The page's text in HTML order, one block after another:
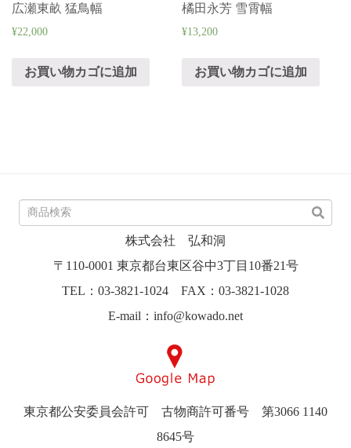
広瀬東畝 猛鳥幅
¥22,000
お買い物カゴに追加
橘田永芳 雪霄幅
¥13,200
お買い物カゴに追加
株式会社 弘和洞
〒110-0001 東京都台東区谷中3丁目10番21号
TEL：03-3821-1024 FAX：03-3821-1028
E-mail：info@kowado.net
東京都公安委員会許可 古物商許可番号 第3066 1140
8645号